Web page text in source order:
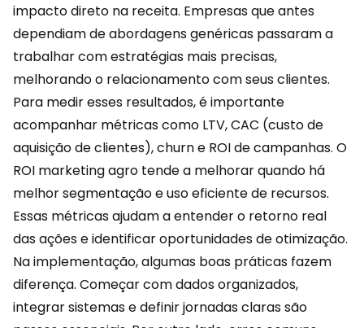
impacto direto na receita. Empresas que antes
dependiam de abordagens genéricas passaram a
trabalhar com estratégias mais precisas,
melhorando o relacionamento com seus clientes.
Para medir esses resultados, é importante
acompanhar métricas como LTV, CAC (custo de
aquisição de clientes), churn e ROI de campanhas. O
ROI marketing agro tende a melhorar quando há
melhor segmentação e uso eficiente de recursos.
Essas métricas ajudam a entender o retorno real
das ações e identificar oportunidades de otimização.
Na implementação, algumas boas práticas fazem
diferença. Começar com dados organizados,
integrar sistemas e definir jornadas claras são